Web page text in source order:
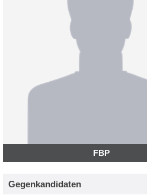
FBP
Gegenkandidaten